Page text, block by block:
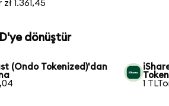
1.361,45
dönüştür
(Ondo Tokenized)'dan
1